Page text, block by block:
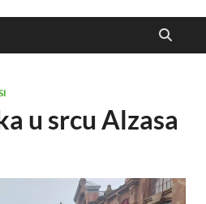
u srcu Alzasa